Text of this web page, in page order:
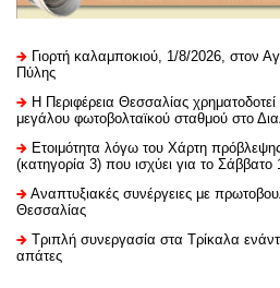
Γιορτή καλαμποκιού, 1/8/2026, στον
Πύλης
H Περιφέρεια Θεσσαλίας χρηματοδοτεί
μεγάλου φωτοβολταϊκού σταθμού στο
Ετοιμότητα λόγω του Χάρτη
(κατηγορία 3) που ισχύει για το
Αναπτυξιακές συνέργειες με
Θεσσαλίας
Τριπλή συνεργασία στα Τρίκαλα
απάτες